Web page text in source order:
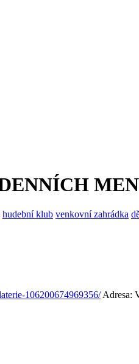
hudební klub venkovní zahrádka
106200674969356/ Adresa: